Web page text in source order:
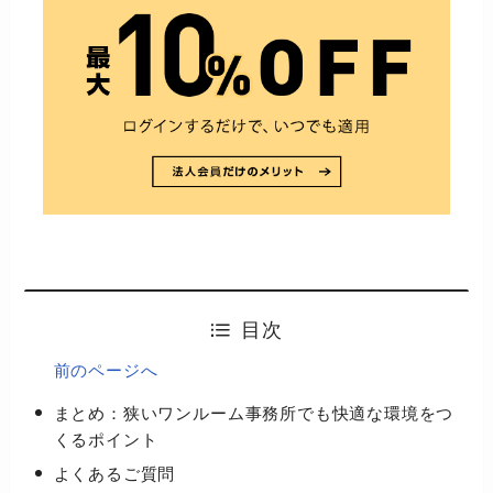
目次
前のページへ
まとめ：狭いワンルーム事務所でも快適な環境をつ
くるポイント
よくあるご質問